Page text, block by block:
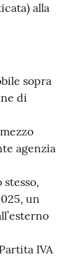
alla
sopra
di
agenzia
un
IVA